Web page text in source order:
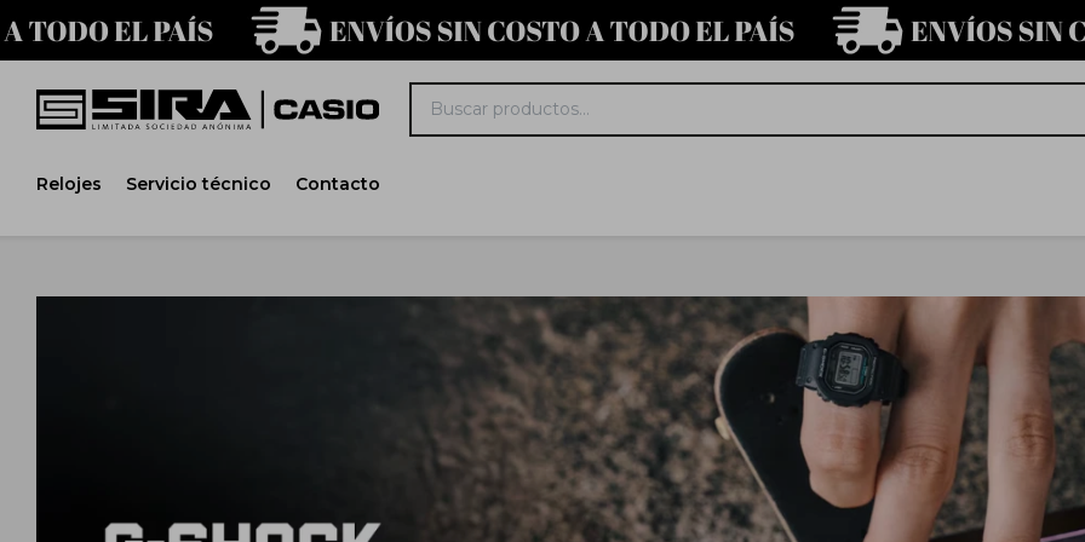
Relojes Servicio técnico Contacto